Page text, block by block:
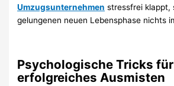
Umzugsunternehmen stressfrei klappt,
gelungenen neuen Lebensphase nichts
Psychologische Tricks
erfolgreiches Ausmisten